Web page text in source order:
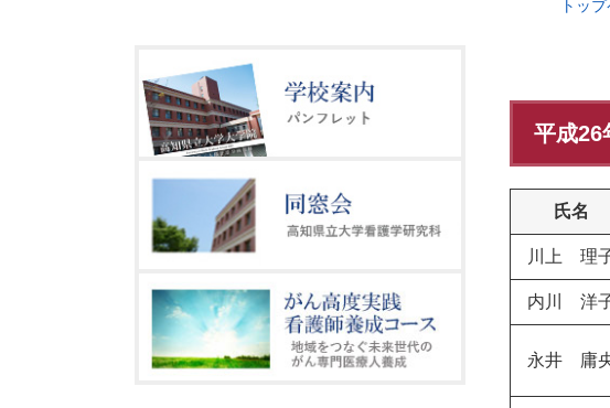
トッ
平成26
氏名
川上 理
内川 洋
永井 庸